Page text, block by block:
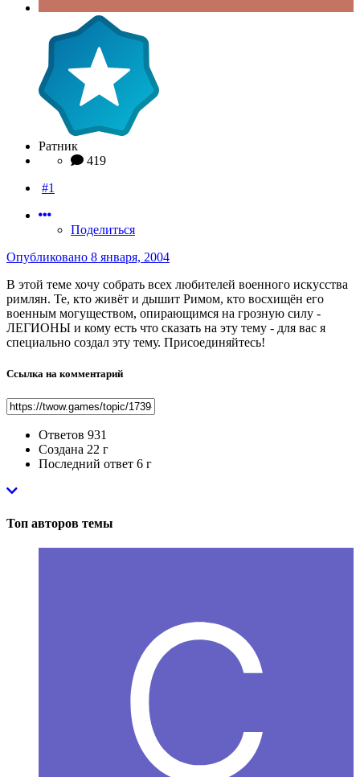
Ратник
419
#1
Поделиться
Опубликовано 8 января, 2004
В этой теме хочу собрать всех любителей военного искусства
римлян. Те, кто живёт и дышит Римом, кто восхищён его
военным могуществом, опирающимся на грозную силу -
ЛЕГИОНЫ и кому есть что сказать на эту тему - для вас я
специально создал эту тему. Присоединяйтесь!
Ссылка на комментарий
Ответов 931
Создана 22 г
Последний ответ 6 г
Топ авторов темы